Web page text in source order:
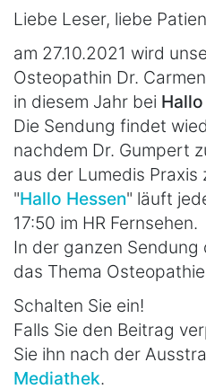
Liebe Leser, liebe
am 27.10.2021 wird
Osteopathin Dr.
in diesem Jahr bei
Die Sendung findet
nachdem Dr. Gumpert
aus der Lumedis
"Hallo Hessen" läuft
17:50 im HR Fernsehen.
In der ganzen
das Thema
Schalten Sie ein!
Falls Sie den Beitrag
Sie ihn nach der
Mediathek.